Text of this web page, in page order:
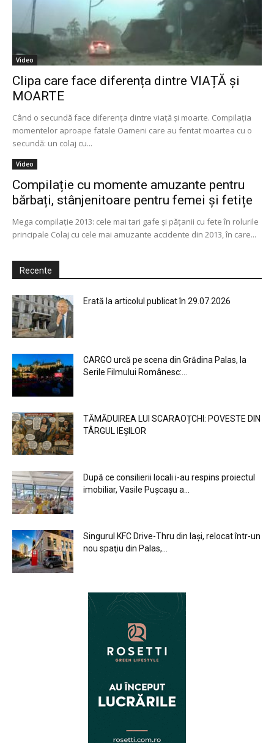
Video
Clipa care face diferența dintre VIAȚĂ și
MOARTE
Când o secundă face diferenţa dintre viaţă şi moarte. Compilaţia
momentelor aproape fatale Oameni care au fentat moartea cu o
secundă: un colaj cu...
Video
Compilație cu momente amuzante pentru
bărbați, stânjenitoare pentru femei și fetițe
Mega compilaţie 2013: cele mai tari gafe şi păţanii cu fete în rolurile
principale Colaj cu cele mai amuzante accidente din 2013, în care...
Recente
Erată la articolul publicat în 29.07.2026
CARGO urcă pe scena din Grădina Palas, la
Serile Filmului Românesc:...
TĂMĂDUIREA LUI SCARAOȚCHI: POVESTE DIN
TÂRGUL IEȘILOR
După ce consilierii locali i-au respins proiectul
imobiliar, Vasile Pușcașu a...
Singurul KFC Drive-Thru din Iași, relocat într-un
nou spaţiu din Palas,...